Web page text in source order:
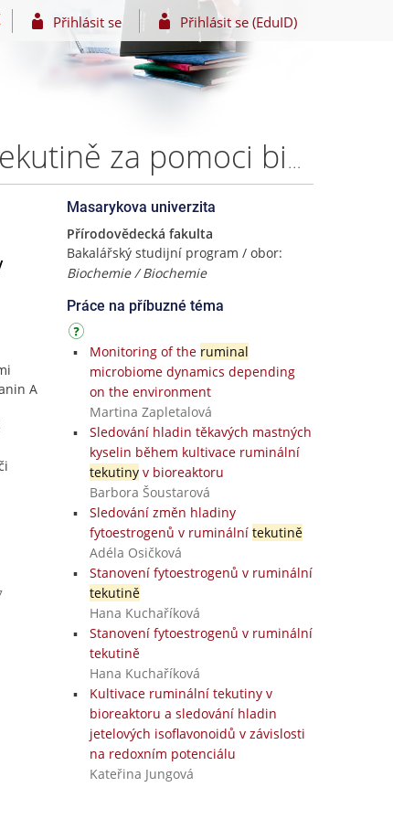
Přihlásit se Přihlásit se (EduID)
Sledování hladin jetelových isoflavonoidů v ruminální tekutině za pomoci bioreaktoru v přítomnosti jadrného typu krmiva – Bc. Katarína Mitašová
A
Masarykova univerzita
Přírodovědecká fakulta
Bakalářský studijní program / obor:
Biochemie / Biochemie
Práce na příbuzné téma
Monitoring of the ruminal
microbiome dynamics depending
on the environment
Martina Zapletalová
Sledování hladin těkavých mastných
kyselin během kultivace ruminální
tekutinyv bioreaktoru
Barbora Šoustarová
Sledování změn hladiny
fytoestrogenů v ruminální tekutině
Adéla Osičková
Stanovení fytoestrogenů v ruminální
tekutině
Hana Kuchaříková
Stanovení fytoestrogenů v ruminální
tekutině
Hana Kuchaříková
Kultivace ruminální tekutiny v
bioreaktoru a sledování hladin
jetelových isoflavonoidů v závislosti
na redoxním potenciálu
Kateřina Jungová